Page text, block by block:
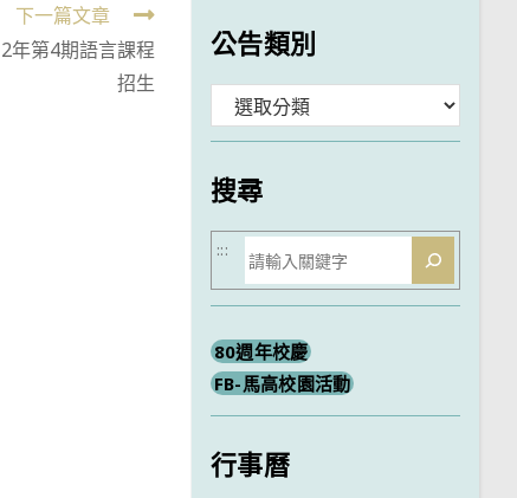
下一篇文章
年第4期語言課程
招生
公告類別
類
搜尋
搜
尋
:::
80週年校慶
FB-馬高校園活動
行事曆